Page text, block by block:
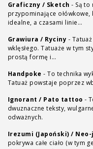
Graficzny / Sketch - Są to
przypominające
idealne, a czasami linie…
Grawiura / Ryciny -
wklęsłego. Tatuaże w tym
prostą formę i…
Handpoke - To technika
Tatuaż powstaje poprzez
Ignorant / Pato tattoo -
dwuznaczne teksty,
odważnych.
Irezumi (Japoński) /
pokrywa całe ciało (w tym